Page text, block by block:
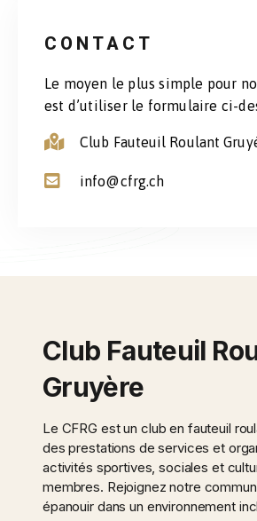
CONTACT
Le moyen le plus simple pour
est d’utiliser le formulaire ci-
Club Fauteuil Roulant
info@cfrg.ch
Club Fauteuil
Gruyère
Le CFRG est un club en fauteuil
des prestations de services et
activités sportives, sociales et
membres. Rejoignez notre
épanouir dans un environnement